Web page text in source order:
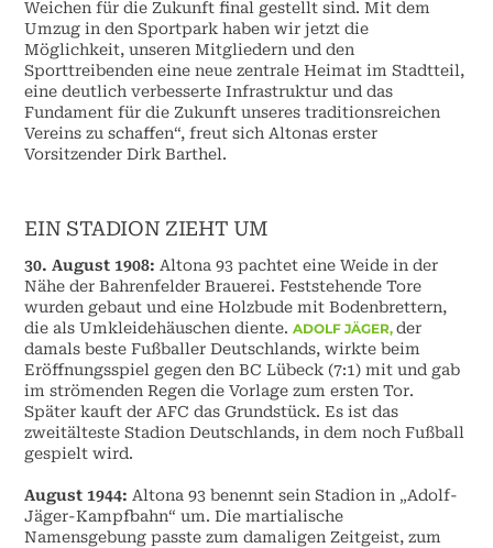
Weichen für die Zukunft final gestellt sind. Mit dem
Umzug in den Sportpark haben wir jetzt die
Möglichkeit, unseren Mitgliedern und den
Sporttreibenden eine neue zentrale Heimat im Stadtteil,
eine deutlich verbesserte Infrastruktur und das
Fundament für die Zukunft unseres traditionsreichen
Vereins zu schaffen“, freut sich Altonas erster
Vorsitzender Dirk Barthel.
EIN STADION ZIEHT UM
30. August 1908: Altona 93 pachtet eine Weide in der
Nähe der Bahrenfelder Brauerei. Feststehende Tore
wurden gebaut und eine Holzbude mit Bodenbrettern,
die als Umkleidehäuschen diente.ADOLF JÄGER,der
damals beste Fußballer Deutschlands, wirkte beim
Eröffnungsspiel gegen den BC Lübeck (7:1) mit und gab
im strömenden Regen die Vorlage zum ersten Tor.
Später kauft der AFC das Grundstück. Es ist das
zweitälteste Stadion Deutschlands, in dem noch Fußball
gespielt wird.
August 1944:Altona 93 benennt sein Stadion in „Adolf-
Jäger-Kampfbahn“ um. Die martialische
Namensgebung passte zum damaligen Zeitgeist, zum